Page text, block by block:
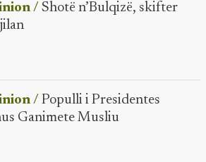
/ Shotë n’Bulqizë, skifter
/ Populli i Presidentes
Ganimete Musliu